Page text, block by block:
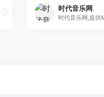
时代音乐网